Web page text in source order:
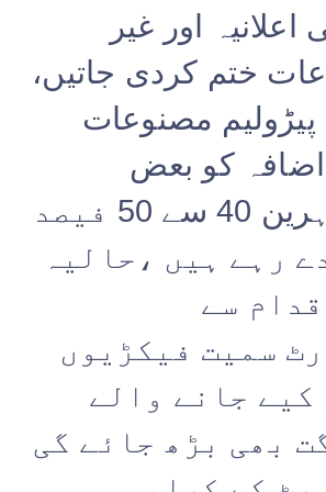
اور غیر
ختم کردی جاتیں،
پیڑولیم مصنوعات
اضافہ کو بعض
معاشی ماہرین 40 سے 50 فیصد
رہے ہیں ،حالیہ
سے
سمیت فیکڑیوں
کیے جانے والے
بھی بڑھ جائے گی